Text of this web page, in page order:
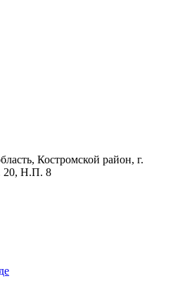
Костромской район, г.
20, Н.П. 8